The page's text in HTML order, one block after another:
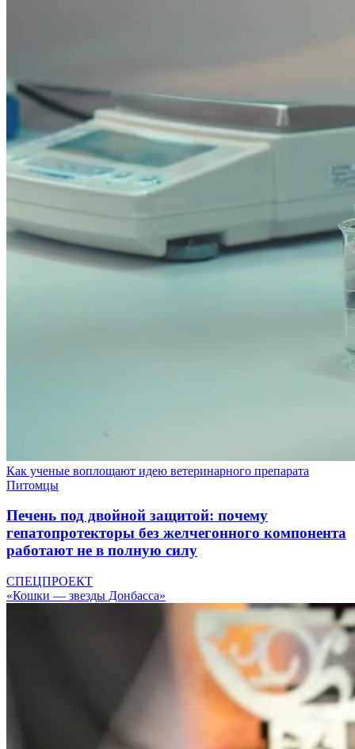
Как ученые воплощают идею ветеринарного препарата
Питомцы
Печень под двойной защитой: почему
гепатопротекторы без желчегонного компонента
работают не в полную силу
СПЕЦПРОЕКТ
«Кошки — звезды Донбасса»